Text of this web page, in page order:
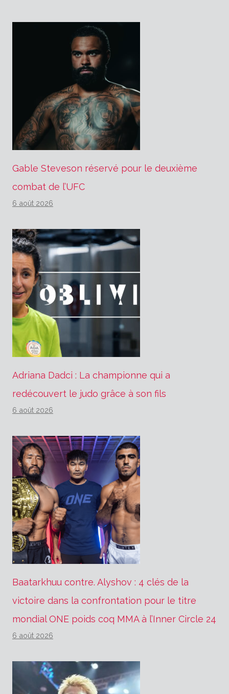
Gable Steveson réservé pour le deuxième
combat de l’UFC
6 août 2026
Adriana Dadci : La championne qui a
redécouvert le judo grâce à son fils
6 août 2026
Baatarkhuu contre. Alyshov : 4 clés de la
victoire dans la confrontation pour le titre
mondial ONE poids coq MMA à l’Inner Circle 24
6 août 2026